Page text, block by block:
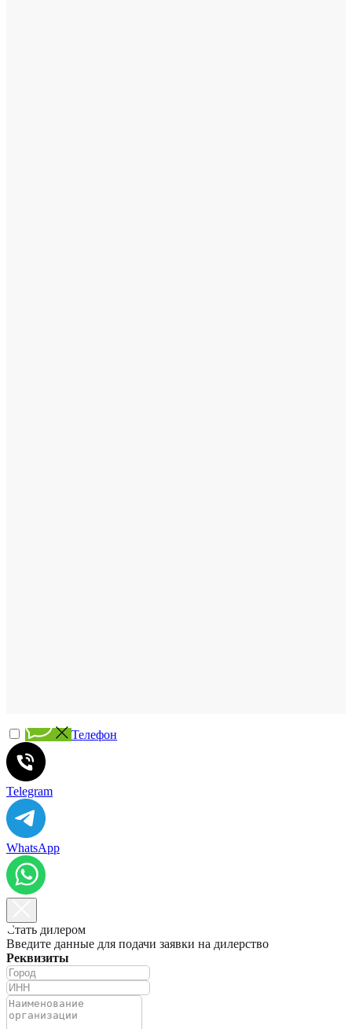
Телефон
Telegram
WhatsApp
Стать дилером
Введите данные для подачи заявки на дилерство
Реквизиты